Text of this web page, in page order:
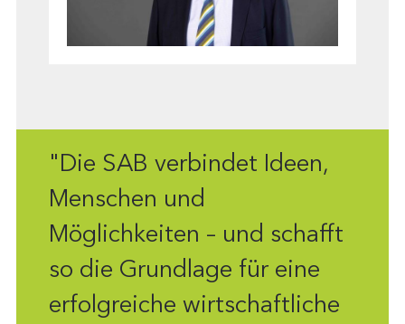
"Die SAB verbindet Ideen,
Menschen und
Möglichkeiten – und schafft
so die Grundlage für eine
erfolgreiche wirtschaftliche